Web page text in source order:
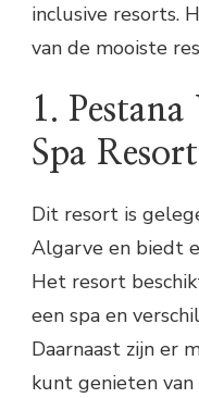
inclusive resorts.
van de mooiste
1.
Spa Resort
Dit resort is
Algarve en biedt
Het resort
een spa en
Daarnaast zijn er
kunt genieten